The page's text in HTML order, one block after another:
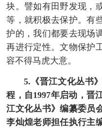
块。譬如有田野发现，
等，就积极去保护。有
护的，我们都要去现场
再进行定性。文物保护
容不得马虎大意。
5.《晋江文化丛书
程，自1997年启动，晋
江文化丛书》编纂委员
李灿煌老师担任执行主